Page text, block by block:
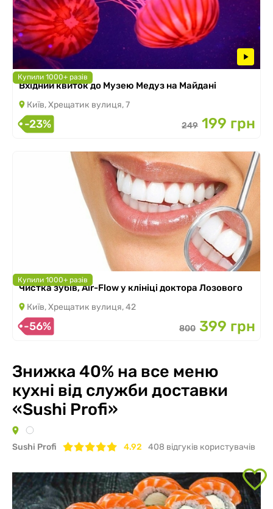
Купили 1000+ разів
Вхідний квиток до Музею Медуз на Майдані
Київ, Хрещатик вулиця, 7
-23% 249 199 грн
Купили 1000+ разів
Чистка зубів, Air-Flow у клініці доктора Лозового
Київ, Хрещатик вулиця, 42
-56% 800 399 грн
Знижка 40% на все меню
кухні від служби доставки
«Sushi Profi»
Sushi Profi 4.92 408 відгуків користувачів